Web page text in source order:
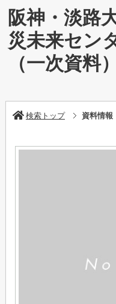
阪神・淡路
災未来セン
（一次資料
検索トップ 資料情報